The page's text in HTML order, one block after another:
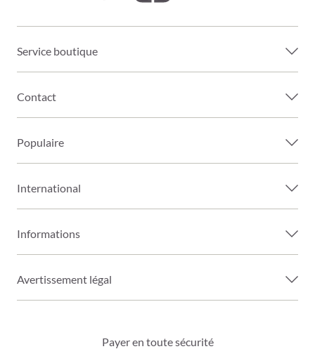
Service boutique
Contact
Populaire
International
Informations
Avertissement légal
Payer en toute sécurité